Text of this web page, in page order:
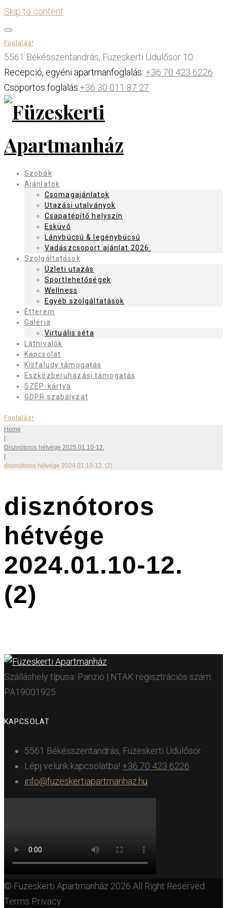
Skip to content
Foglalás!
5561 Békésszentandrás, Füzeskerti Üdülősor 10.
Recepció, egyéni apartmanfoglalás: +36 70 423 6226
Csoportos foglalás:+36 30 011 87 27
Szobák
Ajánlatok
Csomagajánlatok
Utazási utalványok
Csapatépítő helyszín
Esküvő
Lánybúcsú & legénybúcsú
Vadászcsoport ajánlat 2026.
Szolgáltatások
Üzleti utazás
Sportlehetőségek
Wellness
Egyéb szolgáltatások
Étterem
Galéria
Virtuális séta
Látnivalók
Kapcsolat
Kisfaludy támogatás
Eszközberuházási támogatás
SZÉP-kártya
GDPR szabályzat
Foglalás!
Home
Disznótoros hétvége 2025.01.10-12.
disznótoros hétvége 2024.01.10-12. (2)
disznótoros
hétvége
2024.01.10-12.
(2)
Szálláshely típusa: Panzió | NTAK regisztrációs szám:
PA19001925
KAPCSOLAT
5561 Békésszentandrás, Füzeskerti Üdülősor
Lépj velünk kapcsolatba! +36 70 423 6226
info@fuzeskertiapartmanhaz.hu
© Füzeskerti Apartmanház 2026 All Right Reserved.
Terms Privacy